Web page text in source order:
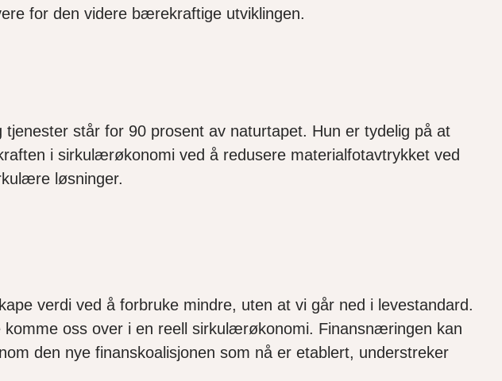
for den videre bærekraftige utviklingen.
står for 90 prosent av naturtapet. Hun er tydelig på at
i sirkulærøkonomi ved å redusere materialfotavtrykket ved
løsninger.
verdi ved å forbruke mindre, uten at vi går ned i levestandard.
oss over i en reell sirkulærøkonomi. Finansnæringen kan
den nye finanskoalisjonen som nå er etablert, understreker